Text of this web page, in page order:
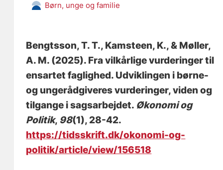
Børn, unge og familie
Bengtsson, T. T., Kamsteen, K., & Møller,
A. M. (2025). Fra vilkårlige vurderinger til
ensartet faglighed. Udviklingen i børne-
og ungerådgiveres vurderinger, viden og
tilgange i sagsarbejdet. Økonomi og
Politik, 98(1), 28-42.
https://tidsskrift.dk/okonomi-og-
politik/article/view/156518